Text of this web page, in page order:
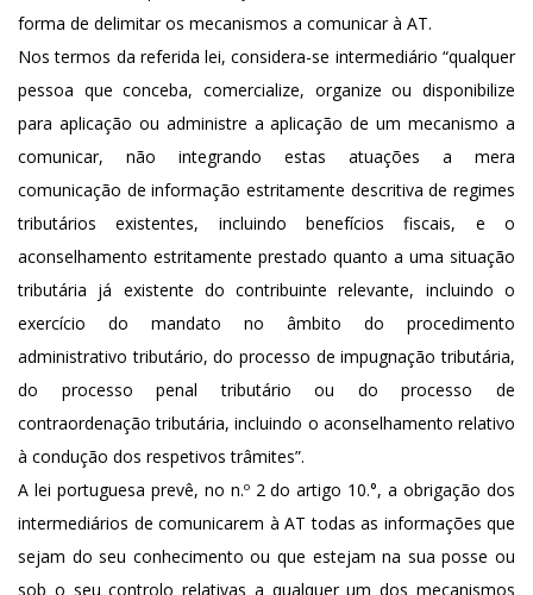
forma de delimitar os mecanismos a comunicar à AT.
Nos termos da referida lei, considera-se intermediário “qualquer
pessoa que conceba, comercialize, organize ou disponibilize
para aplicação ou administre a aplicação de um mecanismo a
comunicar, não integrando estas atuações a mera
comunicação de informação estritamente descritiva de regimes
tributários existentes, incluindo benefícios fiscais, e o
aconselhamento estritamente prestado quanto a uma situação
tributária já existente do contribuinte relevante, incluindo o
exercício do mandato no âmbito do procedimento
administrativo tributário, do processo de impugnação tributária,
do processo penal tributário ou do processo de
contraordenação tributária, incluindo o aconselhamento relativo
à condução dos respetivos trâmites”.
A lei portuguesa prevê, no n.º 2 do artigo 10.°, a obrigação dos
intermediários de comunicarem à AT todas as informações que
sejam do seu conhecimento ou que estejam na sua posse ou
sob o seu controlo relativas a qualquer um dos mecanismos